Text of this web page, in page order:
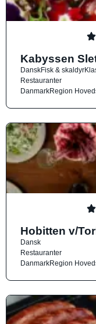
Kabyssen
DanskFisk & skaldyr
Restauranter
DanmarkRegion
Hobitten v/
Dansk
Restauranter
DanmarkRegion